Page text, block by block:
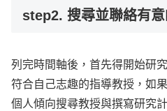
step2. 搜尋並聯絡有
列完時間軸後，首先得開始研
符合自己志趣的指導教授，如
個人傾向搜尋教授與撰寫研究